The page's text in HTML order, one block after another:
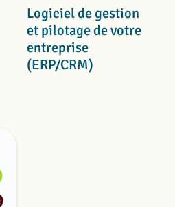
Logiciel de gestion
et pilotage de votre
entreprise
(ERP/CRM)